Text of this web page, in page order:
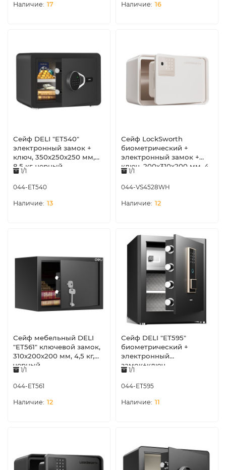
17 16
Сейф DELI "ET540"
электронный замок +
ключ, 350х250х250 мм,
8,5 кг, черный
1/1
044-ET540
13
Сейф LockSworth
биометрический +
электронный замок +
ключ, 200х310х200 мм, 4
кг, белый
1/1
044-VS4528WH
12
Сейф мебельный DELI
"ET561" ключевой замок,
310х200х200 мм, 4,5 кг,
черный
1/1
044-ET561
12
Сейф DELI "ET595"
биометрический +
электронный
замок+ключ,
380х320х450 мм, 18,3 кг,
черный
1/1
044-ET595
11